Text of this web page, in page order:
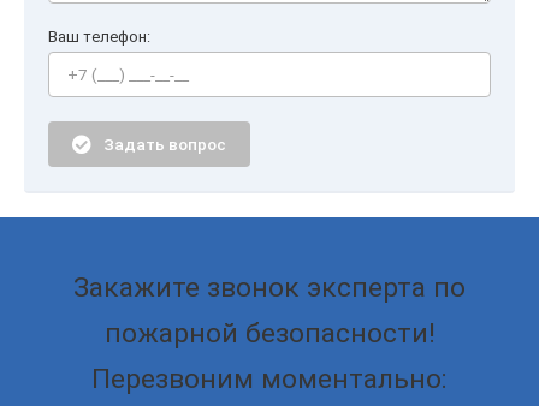
Ваш телефон:
Задать вопрос
Закажите звонок эксперта по
пожарной безопасности!
Перезвоним моментально: